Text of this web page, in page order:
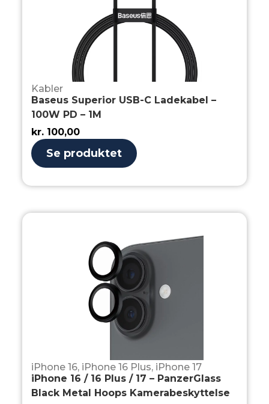
Kabler
Baseus Superior USB-C Ladekabel –
100W PD – 1M
kr. 100,00
Se produktet
iPhone 16, iPhone 16 Plus, iPhone 17
iPhone 16 / 16 Plus / 17 – PanzerGlass
Black Metal Hoops Kamerabeskyttelse